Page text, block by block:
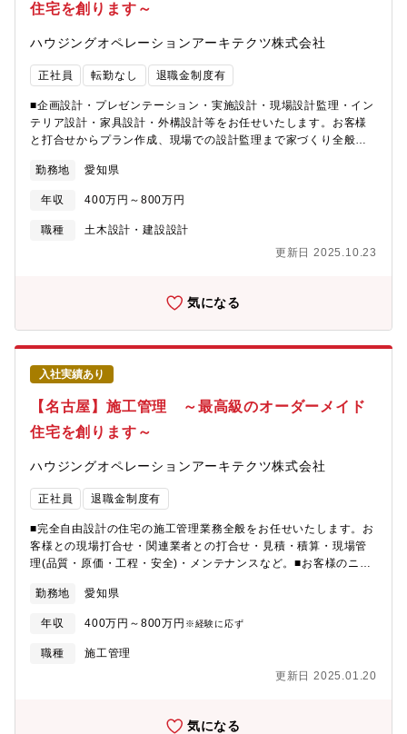
住宅を創ります～
ハウジングオペレーションアーキテクツ株式会社
正社員 転勤なし 退職金制度有
■企画設計・プレゼンテーション・実施設計・現場設計監理・イン
テリア設計・家具設計・外構設計等をお任せいたします。お客様
と打合せからプラン作成、現場での設計監理まで家づくり全般を
げるために、様々な提案を行っていきます。商品ではない、唯一
無二のお客様の大切な財産をつくるやりがいのある仕事です。
【特徴】設計を行うのは、高級注文住宅。伝統の様式美に現代的
な先端の感性を調和させ、その土地の「文化」になるような味わ
ジ・想い・期待を実現させていくプランニング・設計をお任せし
莫大な損失に繋がります。お客様の「財産」を創るという使命
感・義務感と共に、慎重さが求められる業務です。
勤務地 愛知県
年収 400万円～800万円
職種
土木設計・建設設計
更新日 2025.10.23
気になる
入社実績あり
【名古屋】施工管理 ～最高級のオーダーメイド
住宅を創ります～
ハウジングオペレーションアーキテクツ株式会社
正社員 退職金制度有
■完全自由設計の住宅の施工管理業務全般をお任せいたします。お
客様との現場打合せ・関連業者との打合せ・見積・積算・現場管
理(品質・原価・工程・安全)・メンテナンスなど。■お客様のニー
上げるだけでなく、現場レベルでの提案から、設計以上のものを
作り上げていくことを大切にしています。【年間施工実績】年間
約25棟前後★1棟1棟の単価が高く工期が長い案件が多いです。
勤務地 愛知県
年収 400万円～800万円 ※経験に応ず
職種
施工管理
更新日 2025.01.20
気になる